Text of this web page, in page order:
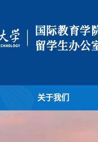
关于我们